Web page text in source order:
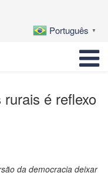
Português ▼
é reflexo
da democracia deixar